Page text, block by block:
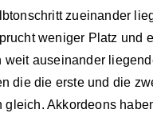
zueinander
weniger Platz und
auseinander
die die erste und die
Akkordeons